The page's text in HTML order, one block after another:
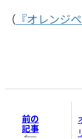
（ 『オレンジ
前の
記事